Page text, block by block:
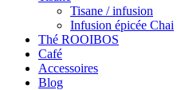
Tisane / infusion
Infusion épicée Chai
Thé ROOIBOS
Café
Accessoires
Blog